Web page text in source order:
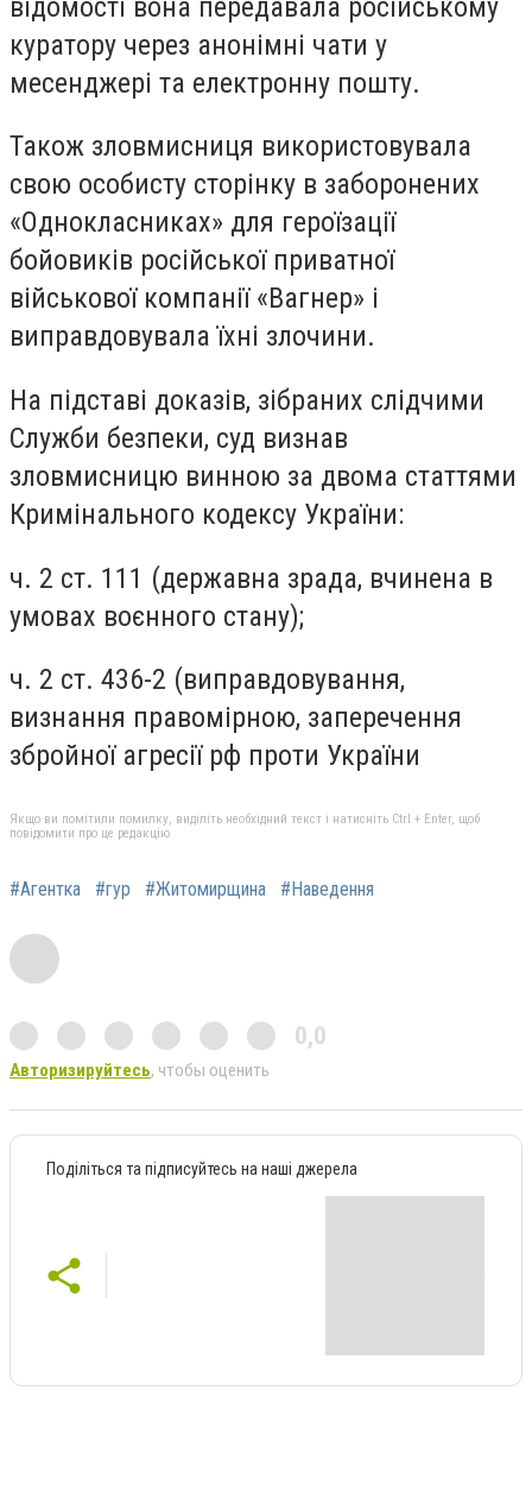
відомості вона передавала російському
куратору через анонімні чати у
месенджері та електронну пошту.
Також зловмисниця використовувала
свою особисту сторінку в заборонених
«Однокласниках» для героїзації
бойовиків російської приватної
військової компанії «Вагнер» і
виправдовувала їхні злочини.
На підставі доказів, зібраних слідчими
Служби безпеки, суд визнав
зловмисницю винною за двома статтями
Кримінального кодексу України:
ч. 2 ст. 111 (державна зрада, вчинена в
умовах воєнного стану);
ч. 2 ст. 436-2 (виправдовування,
визнання правомірною, заперечення
збройної агресії рф проти України
Якщо ви помітили помилку, виділіть необхідний текст і натисніть Ctrl + Enter, щоб
повідомити про це редакцію
#Агентка #гур #Житомирщина #Наведення
0,0
Авторизируйтесь, чтобы оценить
Поділіться та підписуйтесь на наші джерела